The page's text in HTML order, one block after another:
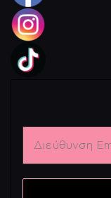
Email